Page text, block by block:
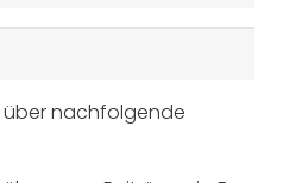
nachfolgende